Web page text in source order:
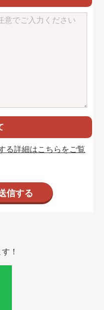
る詳細はこちらをご覧
！